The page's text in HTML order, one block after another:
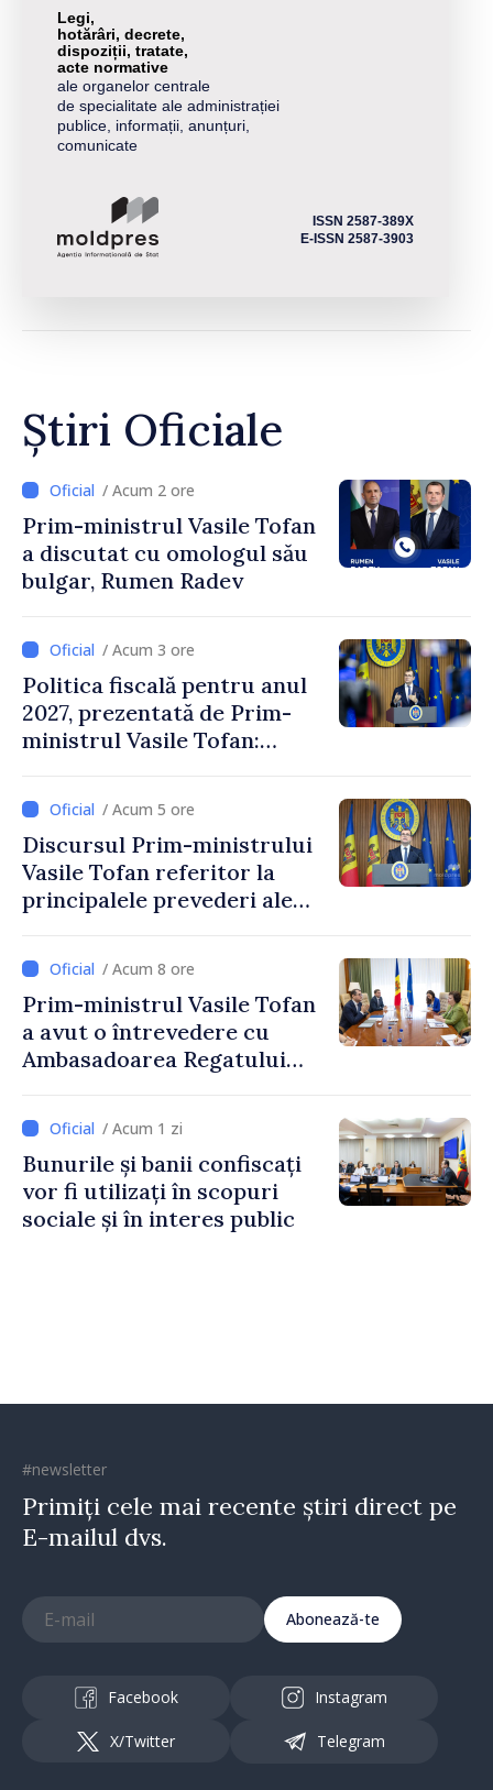
Legi,
hotărâri, decrete,
dispoziții, tratate,
acte normative
ale organelor centrale
de specialitate ale administrației
publice, informații, anunțuri,
comunicate
ISSN 2587-389X
E-ISSN 2587-3903
Știri Oficiale
/ Acum 2 ore
Prim-ministrul Vasile Tofan
a discutat cu omologul său
bulgar, Rumen Radev
/ Acum 3 ore
Politica fiscală pentru anul
2027, prezentată de Prim-
ministrul Vasile Tofan:
stimularea investițiilor și o
taxare mai echitabilă
/ Acum 5 ore
Discursul Prim-ministrului
Vasile Tofan referitor la
principalele prevederi ale
2027
/ Acum 8 ore
Prim-ministrul Vasile Tofan
a avut o întrevedere cu
Ambasadoarea Regatului
Irlandei de Nord, Fern
Horine / Acum 1 zi
Bunurile și banii confiscați
vor fi utilizați în scopuri
sociale și în interes public
#newsletter
Primiți cele mai recente știri direct pe
E-mailul dvs.
Abonează-te
Facebook Instagram
X/Twitter Telegram